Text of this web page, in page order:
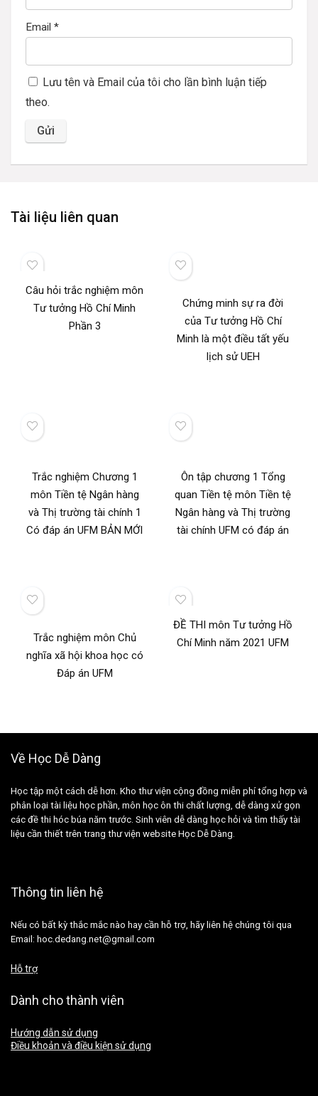
Email *
Lưu tên và Email của tôi cho lần bình luận tiếp
theo.
Tài liệu liên quan
Câu hỏi trắc nghiệm môn
Tư tưởng Hồ Chí Minh
Phần 3
Chứng minh sự ra đời
của Tư tưởng Hồ Chí
Minh là một điều tất yếu
lịch sử UEH
Trắc nghiệm Chương 1
môn Tiền tệ Ngân hàng
và Thị trường tài chính 1
Có đáp án UFM BẢN MỚI
Ôn tập chương 1 Tổng
quan Tiền tệ môn Tiền tệ
Ngân hàng và Thị trường
tài chính UFM có đáp án
Trắc nghiệm môn Chủ
nghĩa xã hội khoa học có
Đáp án UFM
ĐỀ THI môn Tư tưởng Hồ
Chí Minh năm 2021 UFM
Về Học Dễ Dàng
Học tập một cách dễ hơn. Kho thư viện cộng đồng miễn phí tổng hợp và
phân loại tài liệu học phần, môn học ôn thi chất lượng, dễ dàng xử gọn
các đề thi hóc búa năm trước. Sinh viên dễ dàng học hỏi và tìm thấy tài
liệu cần thiết trên trang thư viện website Học Dễ Dàng.
Thông tin liên hệ
Nếu có bất kỳ thắc mắc nào hay cần hỗ trợ, hãy liên hệ chúng tôi qua
Email: hoc.dedang.net@gmail.com
Hỗ trợ
Dành cho thành viên
Hướng dẫn sử dụng
Điều khoản và điều kiện sử dụng